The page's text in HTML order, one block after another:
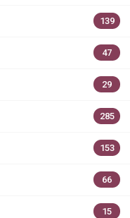
139
47
29
285
153
66
15